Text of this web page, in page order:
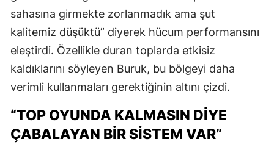
sahasına girmekte zorlanmadık ama şut
kalitemiz düşüktü” diyerek hücum performansını
eleştirdi. Özellikle duran toplarda etkisiz
kaldıklarını söyleyen Buruk, bu bölgeyi daha
verimli kullanmaları gerektiğinin altını çizdi.
“TOP OYUNDA KALMASIN DIYE
ÇABALAYAN BIR SISTEM VAR”